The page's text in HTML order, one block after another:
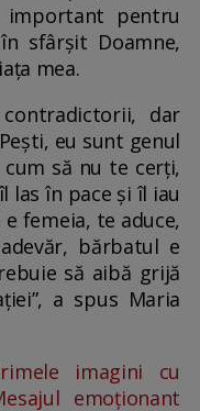
pentru
sfârșit Doamne,
mea.
dar
eu sunt genul
să nu te cerți,
las în pace și îl iau
femeia, te aduce,
bărbatul e
să aibă grijă
a spus Maria
imagini cu
emoționant